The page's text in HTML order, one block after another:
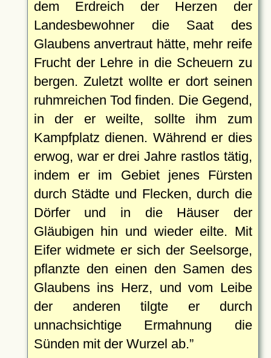
dem Erdreich der Herzen der
Landesbewohner die Saat des
Glaubens anvertraut hätte, mehr reife
Frucht der Lehre in die Scheuern zu
bergen. Zuletzt wollte er dort seinen
ruhmreichen Tod finden. Die Gegend,
in der er weilte, sollte ihm zum
Kampfplatz dienen. Während er dies
erwog, war er drei Jahre rastlos tätig,
indem er im Gebiet jenes Fürsten
durch Städte und Flecken, durch die
Dörfer und in die Häuser der
Gläubigen hin und wieder eilte. Mit
Eifer widmete er sich der Seelsorge,
pflanzte den einen den Samen des
Glaubens ins Herz, und vom Leibe
der anderen tilgte er durch
unnachsichtige Ermahnung die
Sünden mit der Wurzel ab.